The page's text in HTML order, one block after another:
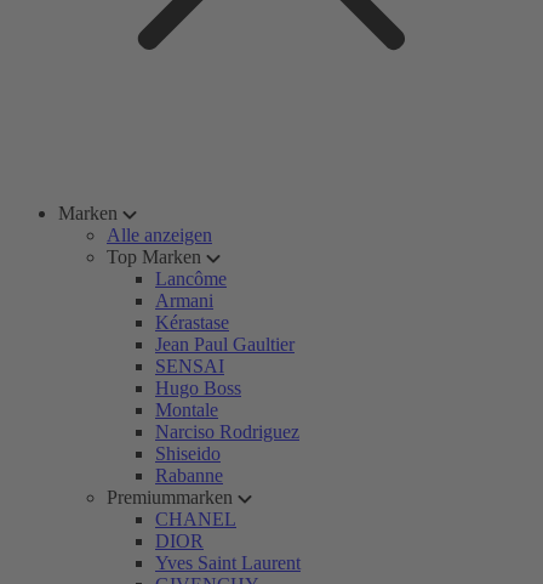
Marken
Alle anzeigen
Top Marken
Lancôme
Armani
Kérastase
Jean Paul Gaultier
SENSAI
Hugo Boss
Montale
Narciso Rodriguez
Shiseido
Rabanne
Premiummarken
CHANEL
DIOR
Yves Saint Laurent